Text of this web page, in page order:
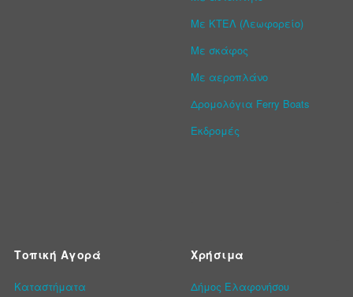
Με ΚΤΕΛ (Λεωφορείο)
Με σκάφος
Με αεροπλάνο
Δρομολόγια Ferry Boats
Εκδρομές
Τοπική Αγορά
Καταστήματα
Χρήσιμα
Δήμος Ελαφονήσου